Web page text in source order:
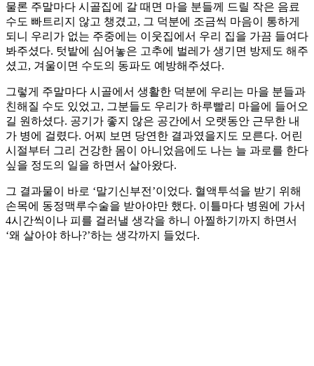
물론 주말마다 시골집에 갈 때면 마을 분들께 드릴 작은 음료
수도 빠트리지 않고 챙겼고, 그 덕분에 조금씩 마음이 통하게
되니 우리가 없는 주중에는 이웃집에서 우리 집을 가끔 들여다
봐주셨다. 텃밭에 심어놓은 고추에 벌레가 생기면 방제도 해주
셨고, 겨울이면 수도의 동파도 예방해주셨다.
그렇게 주말마다 시골에서 생활한 덕분에 우리는 마을 분들과
친해질 수도 있었고, 그분들도 우리가 하루빨리 마을에 들어오
길 원하셨다. 공기가 좋지 않은 공간에서 오랫동안 근무한 내
가 병에 걸렸다. 어찌 보면 당연한 결과였을지도 모른다. 어린
시절부터 그리 건강한 몸이 아니었음에도 나는 늘 과로를 한다
싶을 정도의 일을 하면서 살아왔다.
그 결과물이 바로 ‘말기신부전’이었다. 혈액투석을 받기 위해
손목에 동정맥루수술을 받아야만 했다. 이틀마다 병원에 가서
4시간씩이나 피를 걸러낼 생각을 하니 아찔하기까지 하면서
‘왜 살아야 하나?’하는 생각까지 들었다.